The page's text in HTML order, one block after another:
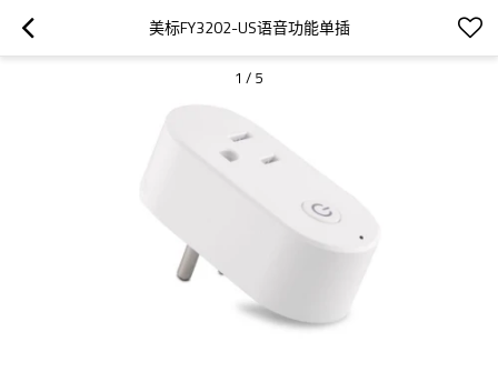
美标FY3202-US语音功能单插
1 / 5